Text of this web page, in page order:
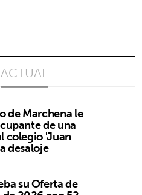
ACTUAL
de Marchena le
de una
colegio 'Juan
desaloje
su Oferta de